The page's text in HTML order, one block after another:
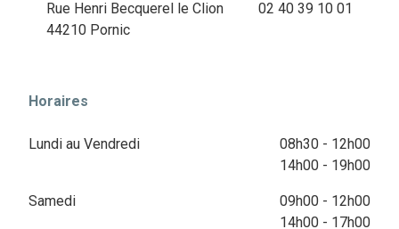
Rue Henri Becquerel le Clion
44210 Pornic
02 40 39 10 01
Horaires
Lundi au Vendredi
08h30 - 12h00
14h00 - 19h00
Samedi
09h00 - 12h00
14h00 - 17h00